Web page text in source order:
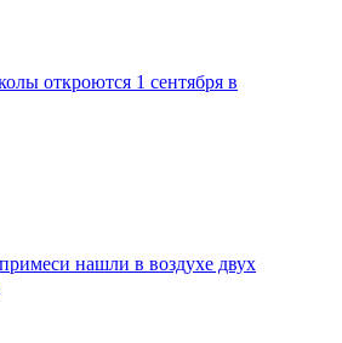
откроются 1 сентября в
нашли в воздухе двух